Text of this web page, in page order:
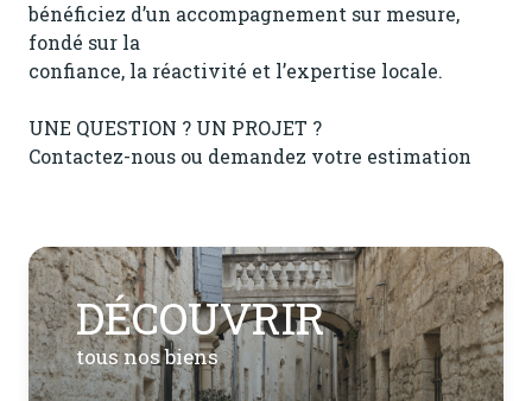
DÉCOUVRIR
tous nos biens
bénéficiez d’un accompagnement sur mesure,
fondé sur la
confiance, la réactivité et l’expertise locale.
UNE QUESTION ? UN PROJET ?
Contactez-nous ou demandez votre estimation